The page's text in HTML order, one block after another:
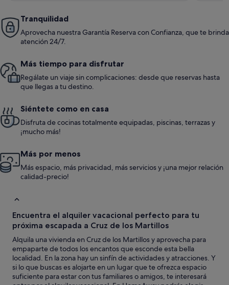
Tranquilidad
Aprovecha nuestra Garantía Reserva con Confianza, que te brinda
atención 24/7.
Más tiempo para disfrutar
Regálate un viaje sin complicaciones: desde que reservas hasta
que llegas a tu destino.
Siéntete como en casa
Disfruta de cocinas totalmente equipadas, piscinas, terrazas y
¡mucho más!
Más por menos
Más espacio, más privacidad, más servicios y ¡una mejor relación
calidad-precio!
Encuentra el alquiler vacacional perfecto para tu
próxima escapada a Cruz de los Martillos
Alquila una vivienda en Cruz de los Martillos y aprovecha para
empaparte de todos los encantos que esconde esta bella
localidad. En la zona hay un sinfín de actividades y atracciones. Y
si lo que buscas es alojarte en un lugar que te ofrezca espacio
suficiente para estar con tus familiares o amigos, te interesará